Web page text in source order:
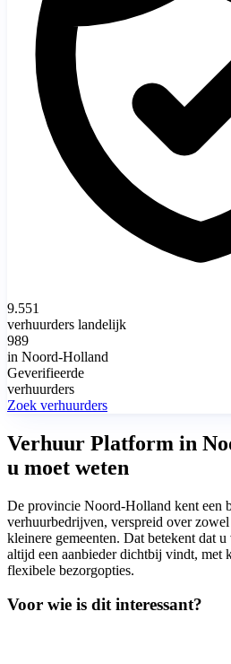
9.551
verhuurders landelijk
989
in Noord-Holland
Geverifieerde
verhuurders
Zoek verhuurders
Verhuur Platform in
u moet weten
De provincie Noord-Holland kent een
verhuurbedrijven, verspreid over zowel
kleinere gemeenten. Dat betekent dat
altijd een aanbieder dichtbij vindt, met
flexibele bezorgopties.
Voor wie is dit interessant?